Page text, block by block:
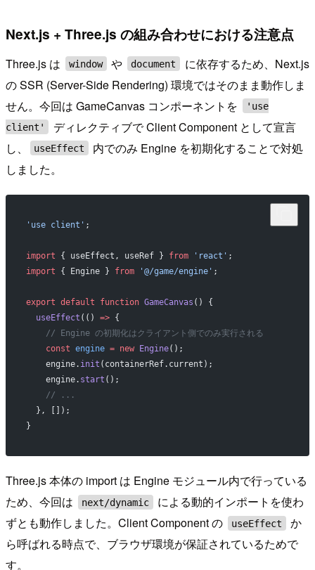
Next.js + Three.js の組み合わせにおける注意点
Three.js は window や document
に依存するため、Next.js
の SSR (Server-Side Rendering) 環境ではそのまま動作しま
せん。今回は GameCanvas コンポーネントを
'use
client'
ディレクティブで Client Component として宣言
し、
useEffect
内でのみ Engine を初期化することで対処
しました。
'use client' ;
import { useEffect, useRef } from 'react' ;
import { Engine } from '@/game/engine' ;
export default function GameCanvas () {
  useEffect
(() => {
    // Engine の初期化はクライアント側でのみ実行される
    const
engine = new Engine();
    engine.
init (containerRef.current);
    engine.
start ();
    // ...
  }, []);
}
Three.js 本体の import は Engine モジュール内で行っている
ため、今回は
next/dynamic
による動的インポートを使わ
ずとも動作しました。Client Component の
useEffect
か
ら呼ばれる時点で、ブラウザ環境が保証されているためで
す。